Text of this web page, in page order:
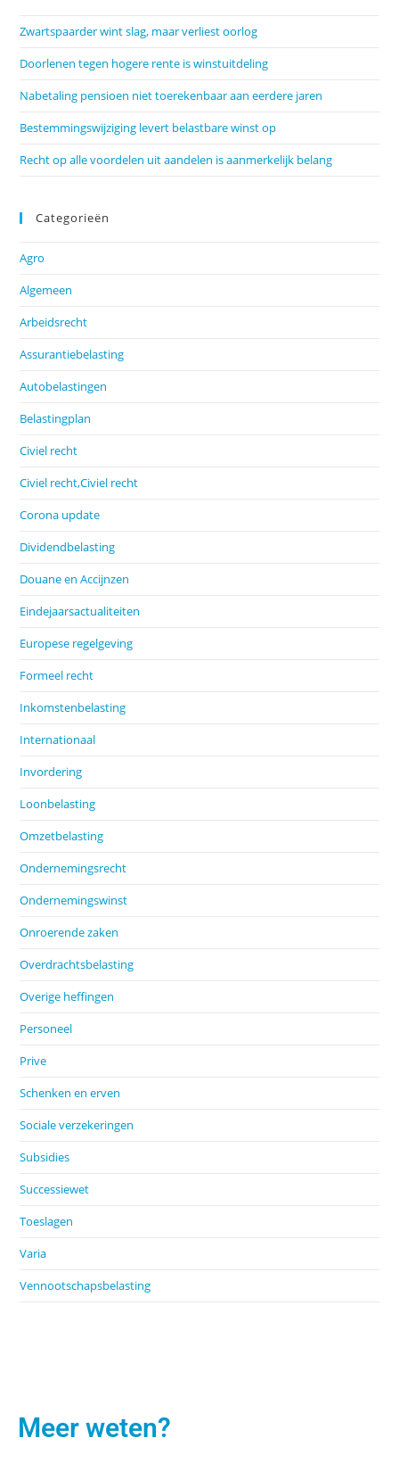
Zwartspaarder wint slag, maar verliest oorlog
Doorlenen tegen hogere rente is winstuitdeling
Nabetaling pensioen niet toerekenbaar aan eerdere jaren
Bestemmingswijziging levert belastbare winst op
Recht op alle voordelen uit aandelen is aanmerkelijk belang
Categorieën
Agro
Algemeen
Arbeidsrecht
Assurantiebelasting
Autobelastingen
Belastingplan
Civiel recht
Civiel recht,Civiel recht
Corona update
Dividendbelasting
Douane en Accijnzen
Eindejaarsactualiteiten
Europese regelgeving
Formeel recht
Inkomstenbelasting
Internationaal
Invordering
Loonbelasting
Omzetbelasting
Ondernemingsrecht
Ondernemingswinst
Onroerende zaken
Overdrachtsbelasting
Overige heffingen
Personeel
Prive
Schenken en erven
Sociale verzekeringen
Subsidies
Successiewet
Toeslagen
Varia
Vennootschapsbelasting
Meer weten?